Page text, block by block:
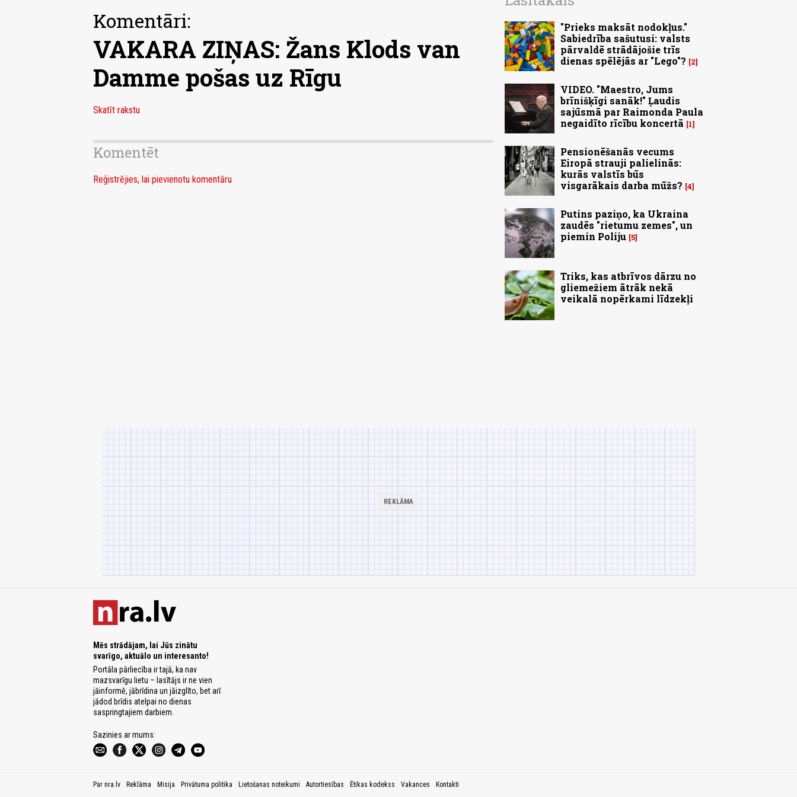
Komentāri:
VAKARA ZIŅAS: Žans Klods van
Damme pošas uz Rīgu
Skatīt rakstu
Komentēt
Reģistrējies, lai pievienotu komentāru
"Prieks maksāt nodokļus."
Sabiedrība sašutusi: valsts
pārvaldē strādājošie trīs
dienas spēlējās ar "Lego"?
2
VIDEO. "Maestro, Jums
brīnišķīgi sanāk!" Ļaudis
sajūsmā par Raimonda Paula
negaidīto rīcību koncertā
1
Pensionēšanās vecums
Eiropā strauji palielinās:
kurās valstīs būs
visgarākais darba mūžs? 4
Putins paziņo, ka Ukraina
zaudēs "rietumu zemes", un
piemin Poliju 5
Triks, kas atbrīvos dārzu no
gliemežiem ātrāk nekā
veikalā nopērkami līdzekļi
Mēs strādājam, lai Jūs zinātu
svarīgo, aktuālo un interesanto!
Portāla pārliecība ir tajā, ka nav
mazsvarīgu lietu – lasītājs ir ne vien
jāinformē, jābrīdina un jāizglīto, bet arī
jādod brīdis atelpai no dienas
saspringtajiem darbiem.
Sazinies ar mums:
Par nra.lv Reklāma Misija Privātuma politika Lietošanas noteikumi Autortiesības Ētikas kodekss Vakances Kontakti